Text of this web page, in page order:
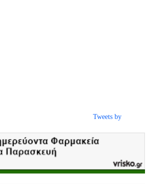
Tweets by